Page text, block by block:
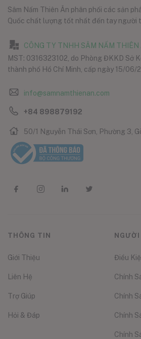
Sâm Nấm Thiên Ân phân phối các sản
Quốc chất lượng tốt nhất đến tay người
CÔNG TY TNHH SÂM NẤM THIÊN
MST: 0316323102, do Phòng ĐKKD Sở
thành phố Hồ Chí Minh, cấp ngày 15/06/
info@samnamthienan.com
+84 898879192
50/1 Nguyễn Thái Sơn, Phường 3,
THÔNG TIN
Giới Thiệu
Liên Hệ
Trợ Giúp
Hỏi & Đáp
Điều
Chính
Chính
Chính
Chính